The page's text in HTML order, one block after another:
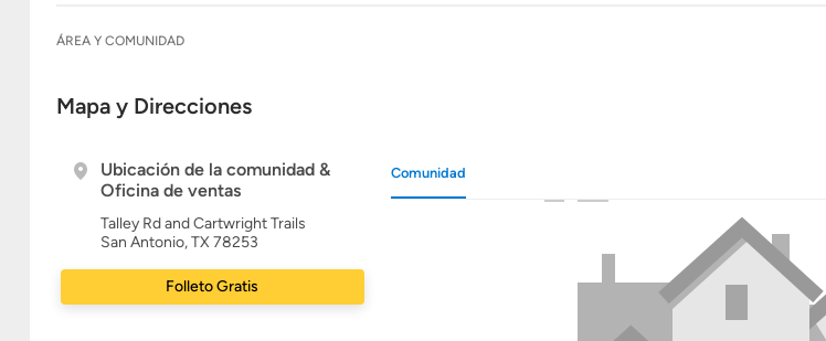
ÁREA Y COMUNIDAD
Mapa y Direcciones
Ubicación de la comunidad &
Oficina de ventas
Talley Rd and Cartwright Trails
San Antonio, TX 78253
Folleto Gratis
Comunidad